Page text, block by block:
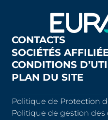
CONTACTS
SOCIÉTÉS
CONDITIONS
PLAN DU SITE
Politique de Protection
Politique de gestion des